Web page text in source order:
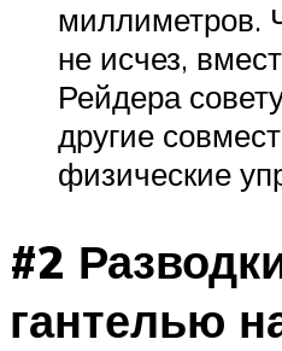
миллиметров.
не исчез,
Рейдера
другие
физические
#2
гантелью